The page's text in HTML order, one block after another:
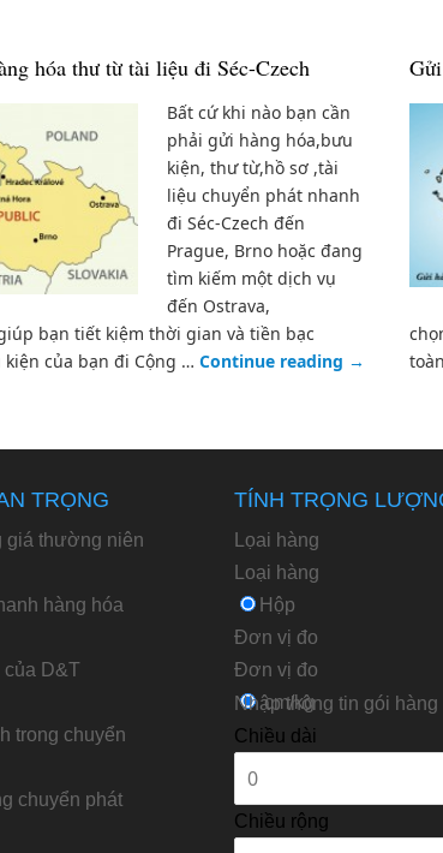
hóa thư từ tài liệu đi Séc-Czech
Bất cứ khi nào bạn cần
phải gửi hàng hóa,bưu
kiện, thư từ,hồ sơ ,tài
liệu chuyển phát nhanh
đi Séc-Czech đến
Prague, Brno hoặc đang
tìm kiếm một dịch vụ
đến Ostrava,
bạn tiết kiệm thời gian và tiền bạc
của bạn đi Cộng … Continue reading →
TRỌNG
giá thường niên
hàng hóa
của D&T
trong chuyển
chuyển phát
TÍNH TRỌNG
Lọai hàng
Loại hàng
Hộp
Đơn vị đo
Ðơn vị đo
cm/kg
Nhập thông tin gói hàng
Chiều dài
Chiều rộng